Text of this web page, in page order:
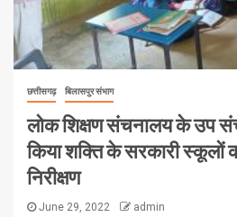
छत्तीसगढ़ बिलासपुर संभाग
लोक शिक्षण संचनालय के उप
किया शक्ति के सरकारी
निरीक्षण
June 29, 2022 admin